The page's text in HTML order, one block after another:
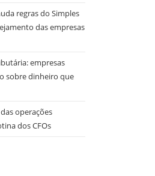
regras do Simples
das empresas
empresas
sobre dinheiro que
operações
dos CFOs